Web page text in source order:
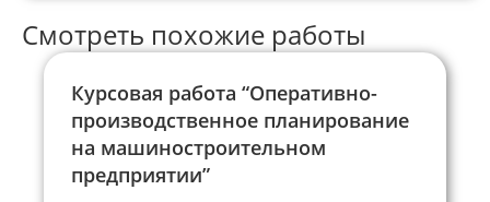
Смотреть похожие работы
Курсовая работа “Оперативно-
производственное планирование
на машиностроительном
предприятии”